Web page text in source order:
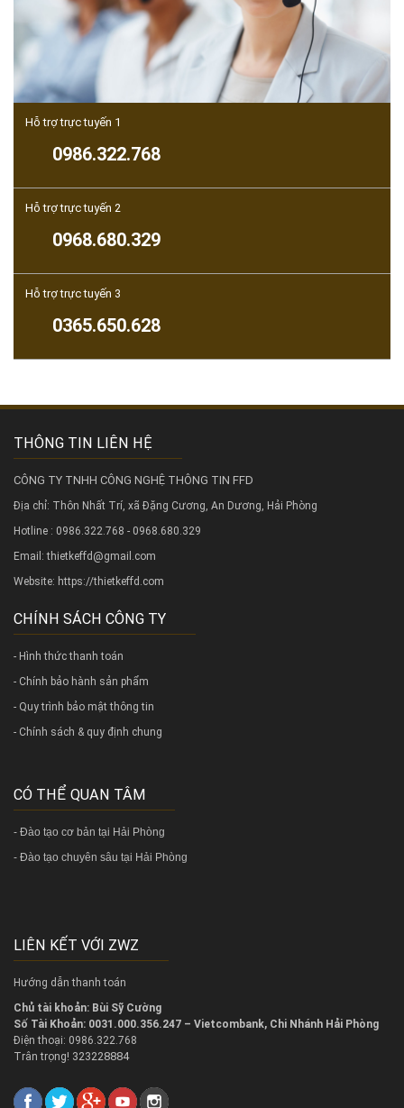
Hỗ trợ trực tuyến 1
0986.322.768
Hỗ trợ trực tuyến 2
0968.680.329
Hỗ trợ trực tuyến 3
0365.650.628
THÔNG TIN LIÊN HỆ
CÔNG TY TNHH CÔNG NGHỆ THÔNG TIN FFD
Địa chỉ: Thôn Nhất Trí, xã Đặng Cương, An Dương, Hải Phòng
Hotline : 0986.322.768 - 0968.680.329
Email: thietkeffd@gmail.com
Website: https://thietkeffd.com
CHÍNH SÁCH CÔNG TY
- Hình thức thanh toán
- Chính bảo hành sản phẩm
- Quy trình bảo mật thông tin
- Chính sách & quy định chung
CÓ THỂ QUAN TÂM
- Đào tạo cơ bản tại Hải Phòng
- Đào tạo chuyên sâu tại Hải Phòng
LIÊN KẾT VỚI ZWZ
Hướng dẫn thanh toán
Chủ tài khoản: Bùi Sỹ Cường
Số Tài Khoản: 0031.000.356.247 – Vietcombank, Chi Nhánh Hải Phòng
Điện thoại: 0986.322.768
Trân trọng! 323228884